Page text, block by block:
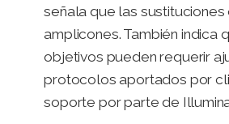
señala que las
amplicones. También
objetivos pueden requerir
protocolos aportados por
soporte por parte de